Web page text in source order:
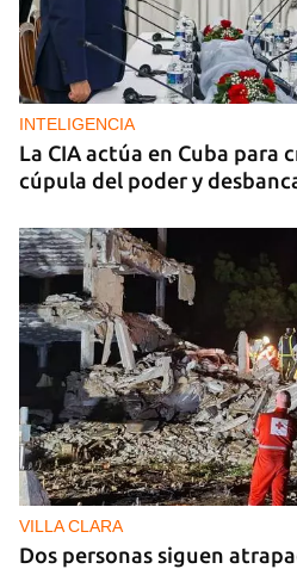
INTELIGENCIA
La CIA actúa en Cuba para
cúpula del poder y
VILLA CLARA
Dos personas siguen